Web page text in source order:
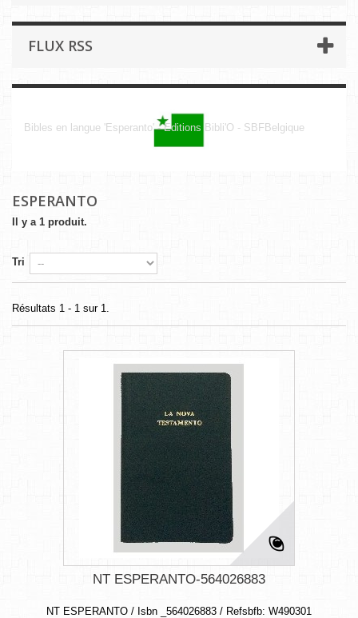
FLUX RSS
Bibles en langue 'Esperanto' - Editions Bibli'O - SBFBelgique
ESPERANTO
Il y a 1 produit.
Tri
Résultats 1 - 1 sur 1.
NT ESPERANTO-564026883
NT ESPERANTO / Isbn _564026883 / Refsbfb: W490301